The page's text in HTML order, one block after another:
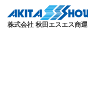
株式会社 秋田エスエス商運